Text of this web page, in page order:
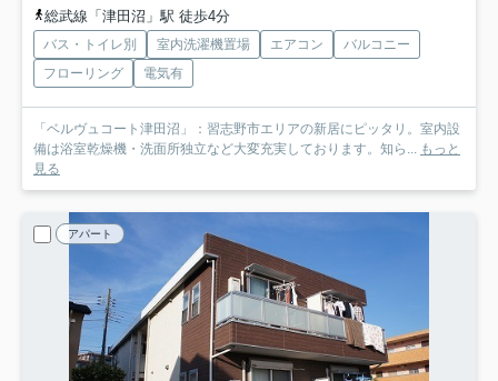
総武線「津田沼」駅 徒歩4分
バス・トイレ別 室内洗濯機置場 エアコン
バルコニー
フローリング
電気有
「ベルヴュコート津田沼」：習志野市エリアの新居にピッタリ。室内設
備は浴室乾燥機・洗面所独立など大変充実しております。知ら... もっと
見る
アパート